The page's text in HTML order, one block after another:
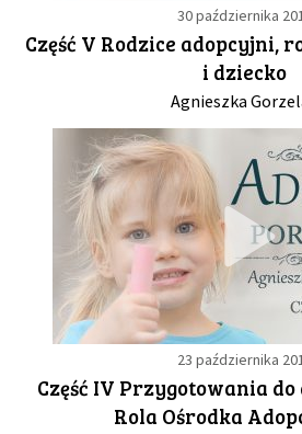
30 października
Część V Rodzice adopcyjni,
i dziecko
Agnieszka
23 października
Część IV Przygotowania
Rola Ośrodka